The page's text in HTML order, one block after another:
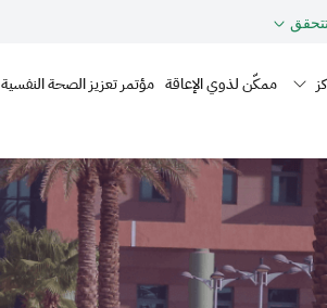
ممكّن لذوي الإعاقة مؤتمر تعزيز الصحة النفسية